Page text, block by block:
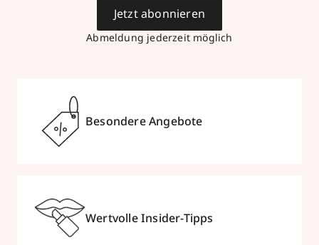
Abmeldung jederzeit möglich
Jetzt abonnieren
Besondere Angebote
Wertvolle Insider-Tipps